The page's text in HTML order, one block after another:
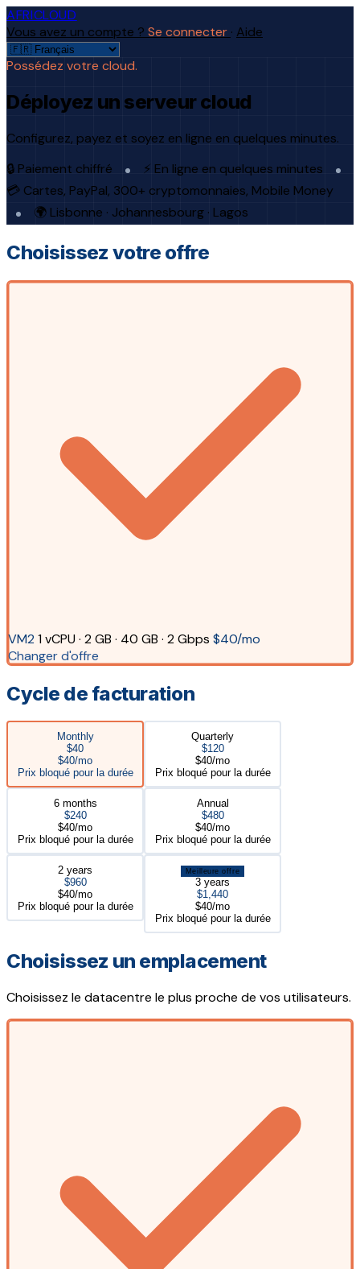
AFRICLOUD
Vous avez un compte ? Se connecter · Aide
Possédez votre cloud.
Déployez un serveur cloud
Configurez, payez et soyez en ligne en quelques minutes.
🔒 Paiement chiffré
⚡ En ligne en quelques minutes
💳 Cartes, PayPal, 300+ cryptomonnaies, Mobile Money
🌍 Lisbonne · Johannesbourg · Lagos
Choisissez votre offre
VM2 1 vCPU · 2 GB · 40 GB · 2 Gbps $40/mo
Changer d'offre
Cycle de facturation
Monthly
$40
$40/mo
Prix bloqué pour la durée
Quarterly
$120
$40/mo
Prix bloqué pour la durée
6 months
$240
$40/mo
Prix bloqué pour la durée
Annual
$480
$40/mo
Prix bloqué pour la durée
2 years
$960
$40/mo
Prix bloqué pour la durée
Meilleure offre
3 years
$1,440
$40/mo
Prix bloqué pour la durée
Choisissez un emplacement
Choisissez le datacentre le plus proche de vos utilisateurs.